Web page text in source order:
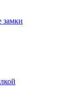
замки